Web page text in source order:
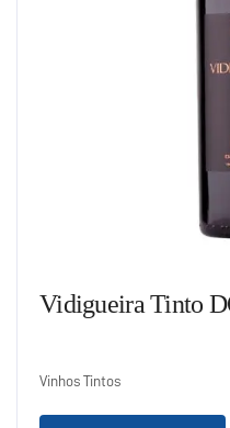
Vidigueira Tinto
Vinhos Tintos